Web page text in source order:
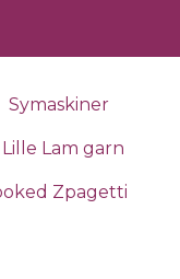
Symaskiner
Lille Lam garn
Zpagetti